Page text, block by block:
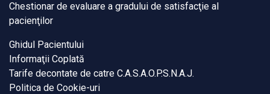
Chestionar de evaluare a gradului de satisfacţie al
pacienţilor
Ghidul Pacientului
Informaţii Coplată
Tarife decontate de catre C.A.S.A.O.P.S.N.A.J.
Politica de Cookie-uri